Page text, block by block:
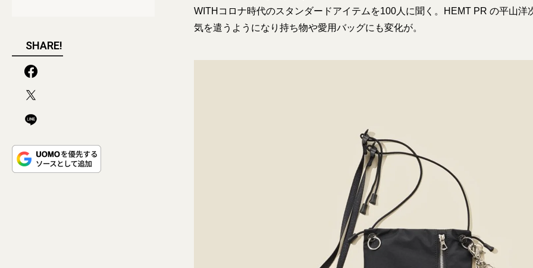
SHARE!
WITHコロナ時代のスタンダードアイテムを100人に聞く。HEMT PR の平山洋
気を遣うようになり持ち物や愛用バッグにも変化が。